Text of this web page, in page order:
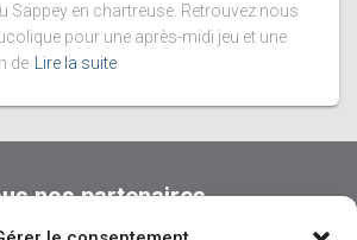
Sappey en chartreuse. Retrouvez nous
pour une après-midi jeu et une
de
Lire la suite
nos partenaires